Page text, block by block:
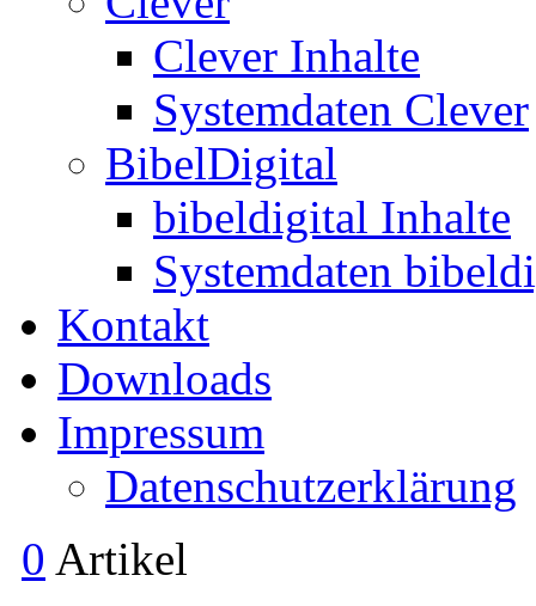
Clever Inhalte
Systemdaten Clever
BibelDigital
bibeldigital Inhalte
Systemdaten
Kontakt
Downloads
Impressum
Datenschutzerklärung
0 Artikel